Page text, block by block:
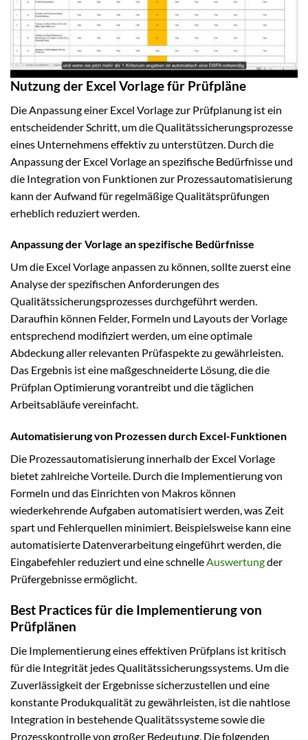
Nutzung der Excel Vorlage für Prüfpläne
Die Anpassung einer Excel Vorlage zur Prüfplanung ist ein
entscheidender Schritt, um die Qualitätssicherungsprozesse
eines Unternehmens effektiv zu unterstützen. Durch die
Anpassung der Excel Vorlage an spezifische Bedürfnisse und
die Integration von Funktionen zur Prozessautomatisierung
kann der Aufwand für regelmäßige Qualitätsprüfungen
erheblich reduziert werden.
Anpassung der Vorlage an spezifische Bedürfnisse
Um die Excel Vorlage anpassen zu können, sollte zuerst eine
Analyse der spezifischen Anforderungen des
Qualitätssicherungsprozesses durchgeführt werden.
Daraufhin können Felder, Formeln und Layouts der Vorlage
entsprechend modifiziert werden, um eine optimale
Abdeckung aller relevanten Prüfaspekte zu gewährleisten.
Das Ergebnis ist eine maßgeschneiderte Lösung, die die
Prüfplan Optimierung vorantreibt und die täglichen
Arbeitsabläufe vereinfacht.
Automatisierung von Prozessen durch Excel-Funktionen
Die Prozessautomatisierung innerhalb der Excel Vorlage
bietet zahlreiche Vorteile. Durch die Implementierung von
Formeln und das Einrichten von Makros können
wiederkehrende Aufgaben automatisiert werden, was Zeit
spart und Fehlerquellen minimiert. Beispielsweise kann eine
automatisierte Datenverarbeitung eingeführt werden, die
Eingabefehler reduziert und eine schnelleAuswertungder
Prüfergebnisse ermöglicht.
Best Practices für die Implementierung von
Prüfplänen
Die Implementierung eines effektiven Prüfplans ist kritisch
für die Integrität jedes Qualitätssicherungssystems. Um die
Zuverlässigkeit der Ergebnisse sicherzustellen und eine
konstante Produkqualität zu gewährleisten, ist die nahtlose
Integration in bestehende Qualitätssysteme sowie die
Prozesskontrolle von großer Bedeutung. Die folgenden